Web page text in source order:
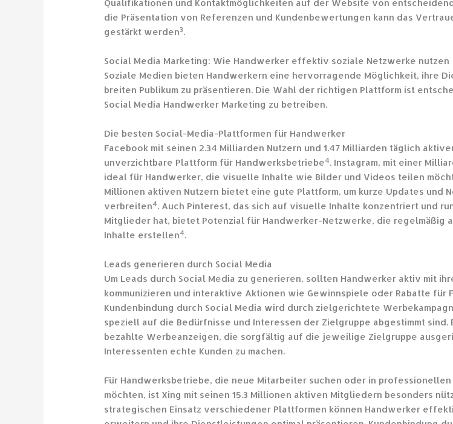
Qualifikationen und Kontaktmöglichkeiten auf der Website von
die Präsentation von Referenzen und Kundenbewertungen kann das
gestärkt werden3.
Social Media Marketing: Wie Handwerker effektiv soziale Netzwerke nutzen
Soziale Medien bieten Handwerkern eine hervorragende Möglichkeit, ihre
breiten Publikum zu präsentieren. Die Wahl der richtigen Plattform ist
Social Media Handwerker Marketing zu betreiben.
Die besten Social-Media-Plattformen für Handwerker
Facebook mit seinen 2.34 Milliarden Nutzern und 1.47 Milliarden täglich
unverzichtbare Plattform für Handwerksbetriebe4. Instagram, mit einer
ideal für Handwerker, die visuelle Inhalte wie Bilder und Videos teilen
Millionen aktiven Nutzern bietet eine gute Plattform, um kurze Updates und
verbreiten4. Auch Pinterest, das sich auf visuelle Inhalte konzentriert und
Mitglieder hat, bietet Potenzial für Handwerker-Netzwerke, die regelmäßig
Inhalte erstellen4.
Leads generieren durch Social Media
Um Leads durch Social Media zu generieren, sollten Handwerker aktiv mit
kommunizieren und interaktive Aktionen wie Gewinnspiele oder Rabatte für
Kundenbindung durch Social Media wird durch zielgerichtete
speziell auf die Bedürfnisse und Interessen der Zielgruppe abgestimmt
bezahlte Werbeanzeigen, die sorgfältig auf die jeweilige Zielgruppe
Interessenten echte Kunden zu machen.
Für Handwerksbetriebe, die neue Mitarbeiter suchen oder in
möchten, ist Xing mit seinen 15.3 Millionen aktiven Mitgliedern besonders
strategischen Einsatz verschiedener Plattformen können Handwerker